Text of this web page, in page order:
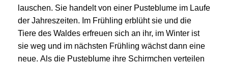
lauschen. Sie handelt von einer Pusteblume im Laufe
der Jahreszeiten. Im Frühling erblüht sie und die
Tiere des Waldes erfreuen sich an ihr, im Winter ist
sie weg und im nächsten Frühling wächst dann eine
neue. Als die Pusteblume ihre Schirmchen verteilen